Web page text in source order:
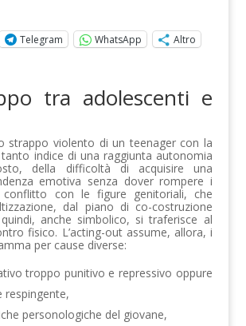
Telegram WhatsApp Altro
tra adolescenti e
strappo violento di un teenager con la
indice di una raggiunta autonomia
della difficoltà di acquisire una
emotiva senza dover rompere i
con le figure genitoriali, che
dal piano di co-costruzione
quindi, anche simbolico, si traferisce al
fisico. L’acting-out assume, allora, i
per cause diverse:
troppo punitivo e repressivo oppure
respingente,
personologiche del giovane,